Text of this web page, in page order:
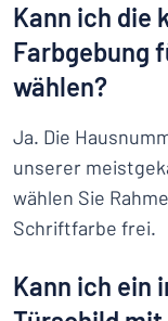
Kann ich die
Farbgebung
wählen?
Ja. Die
unserer
wählen Sie
Schriftfarbe frei.
Kann ich ein